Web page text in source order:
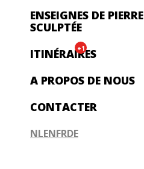
ENSEIGNES DE PIERRE
SCULPTÉE
ITINÉRAIRES
+1
A PROPOS DE NOUS
CONTACTER
NLENFRDE